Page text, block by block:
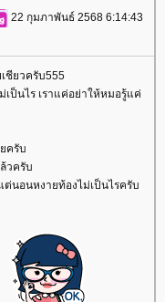
22 กุมภาพันธ์ 2568 6:14:43
ชียวครับ555
ป็นไร เราแค่อย่าให้หมอรู้แค่
ครับ
วครับ
ต่นอนหงายท้องไม่เป็นไรครับ